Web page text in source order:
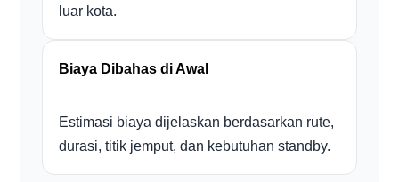
luar kota.
Biaya Dibahas di Awal
Estimasi biaya dijelaskan berdasarkan rute,
durasi, titik jemput, dan kebutuhan standby.